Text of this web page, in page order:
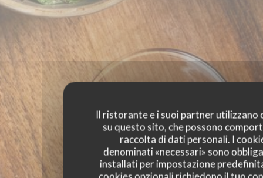
Il ristorante e i suoi partner utilizzano
su questo sito, che possono
raccolta di dati personali. I
denominati «necessari» sono
installati per impostazione